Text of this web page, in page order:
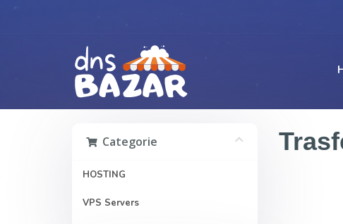
Categorie
HOSTING
VPS Servers